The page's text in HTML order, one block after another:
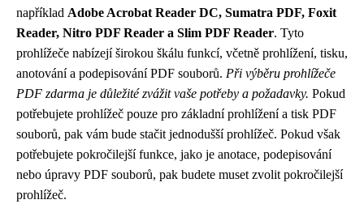
například Adobe Acrobat Reader DC, Sumatra PDF, Foxit
Reader, Nitro PDF Reader a Slim PDF Reader. Tyto
prohlížeče nabízejí širokou škálu funkcí, včetně prohlížení, tisku,
anotování a podepisování PDF souborů. Při výběru prohlížeče
PDF zdarma je důležité zvážit vaše potřeby a požadavky. Pokud
potřebujete prohlížeč pouze pro základní prohlížení a tisk PDF
souborů, pak vám bude stačit jednodušší prohlížeč. Pokud však
potřebujete pokročilejší funkce, jako je anotace, podepisování
nebo úpravy PDF souborů, pak budete muset zvolit pokročilejší
prohlížeč.